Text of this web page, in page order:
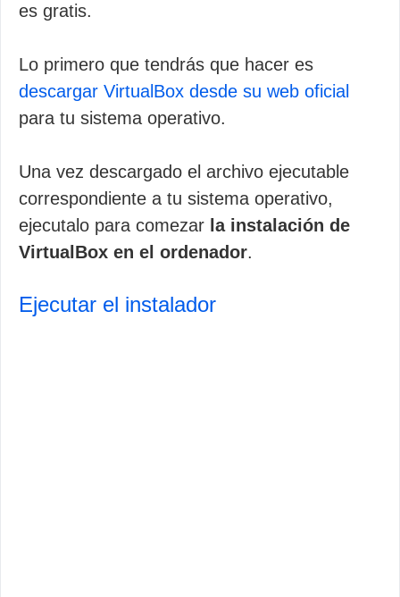
es gratis.
Lo primero que tendrás que hacer es
descargar VirtualBox desde su web oficial
para tu sistema operativo.
Una vez descargado el archivo ejecutable
correspondiente a tu sistema operativo,
ejecutalo para comezar la instalación de
VirtualBox en el ordenador.
Ejecutar el instalador